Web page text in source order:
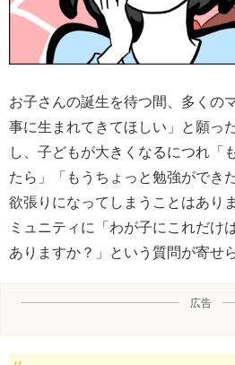
お子さんの誕生を待つ間、多くの
事に生まれてきてほしい」と願っ
し、子どもが大きくなるにつれ「
たら」「もうちょっと勉強がで
欲張りになってしまうことはあり
ミュニティに「わが子にこれだけ
ありますか？」という質問が寄せ
広告